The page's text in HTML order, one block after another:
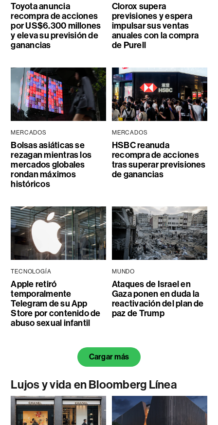
Toyota anuncia
recompra de acciones
por US$6.300 millones
y eleva su previsión de
ganancias
Clorox supera
previsiones y espera
impulsar sus ventas
anuales con la compra
de Purell
MERCADOS
Bolsas asiáticas se
rezagan mientras los
mercados globales
rondan máximos
históricos
MERCADOS
HSBC reanuda
recompra de acciones
tras superar previsiones
de ganancias
TECNOLOGÍA
Apple retiró
temporalmente
Telegram de su App
Store por contenido de
abuso sexual infantil
MUNDO
Ataques de Israel en
Gaza ponen en duda la
reactivación del plan de
paz de Trump
Cargar más
Lujos y vida en Bloomberg Línea